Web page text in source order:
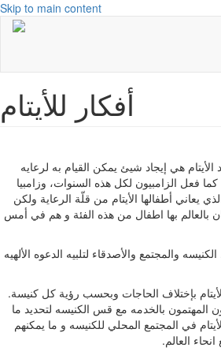
Skip to main content
أفكار للأيتام
هي إيجاد شيئ يمكن القيام به لرعايه
كما فعل الزامبيون لكل هذه السنوات، وزامبيا
يعاني أطفالها الأيتام من قلّة الرعاية ولكن
بالعالم بها اطفال من هذه الفئة و هم في أمس
والمجتمع والأصدقاء لتلبيه الدعوه الألهيه
بإختلاف الحاجات وبحسب رؤية كل كنيسة.
المهتمون بالخدمه مع قس الكنيسه لتحديد ما
في المجتمع المحلي للكنيسه و ما يمكنهم
العالم.